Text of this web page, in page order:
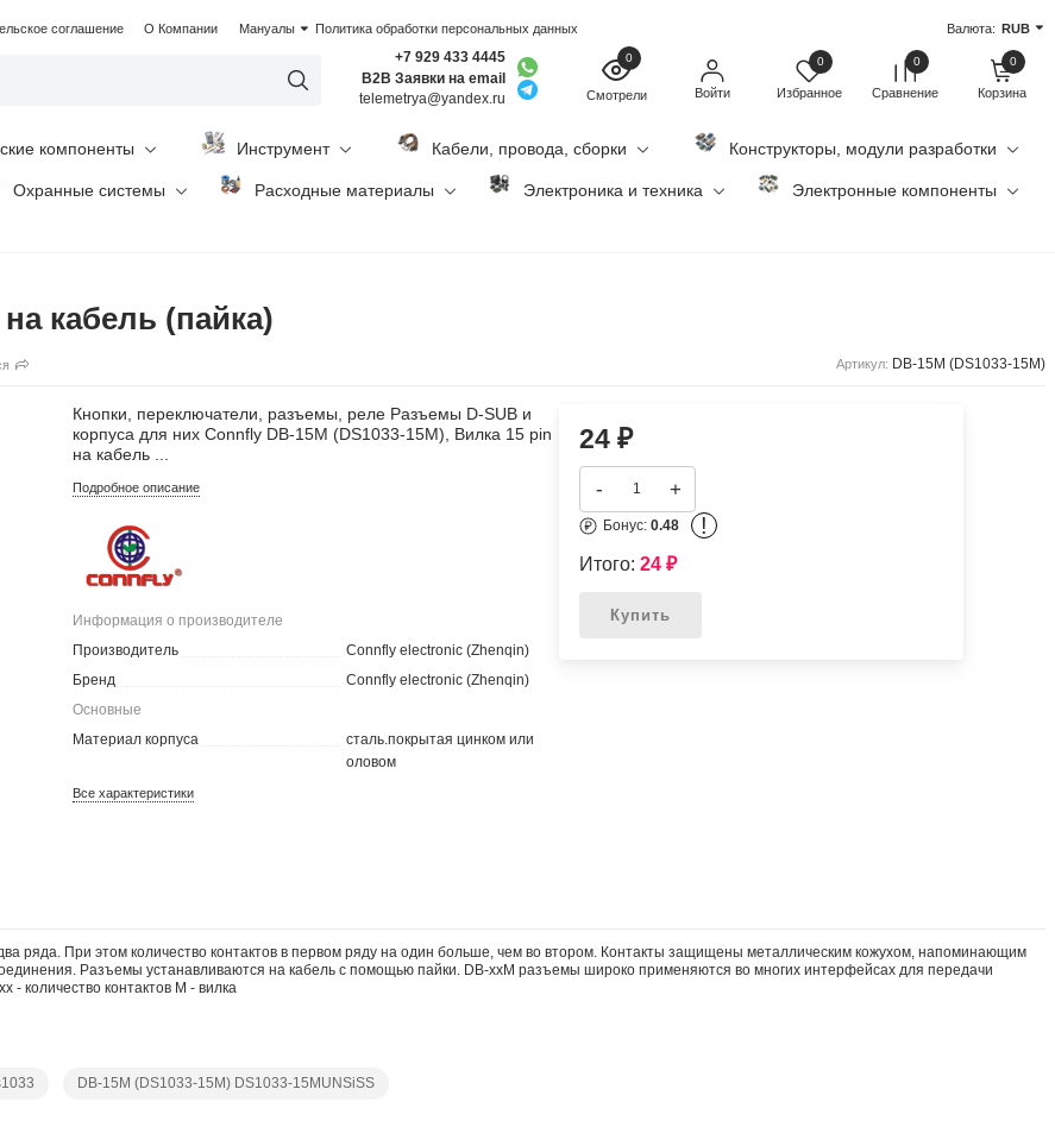
соглашение О Компании Мануалы Политика обработки персональных данных Валюта: RUB
+7 929 433 4445
B2B Заявки на email
telemetrya@yandex.ru
0
Смотрели Войти
0
Избранное
0
Сравнение
0
Корзина
компоненты Инструмент Кабели, провода, сборки Конструкторы, модули разработки
Охранные системы Расходные материалы Электроника и техника Электронные компоненты
кабель (пайка)
Артикул: DB-15M (DS1033-15M)
Кнопки, переключатели, разъемы, реле Разъемы D-SUB и
корпуса для них Connfly DB-15M (DS1033-15M), Вилка 15 pin
на кабель ...
Подробное описание
Информация о производителе
Производитель
Connfly electronic (Zhenqin)
Бренд
Connfly electronic (Zhenqin)
Основные
Материал корпуса
сталь.покрытая цинком или
оловом
Все характеристики
24 ₽
- +
Бонус: 0.48 !
Итого: 24 ₽
Купить
ряда. При этом количество контактов в первом ряду на один больше, чем во втором. Контакты защищены металлическим кожухом, напоминающим
Разъемы устанавливаются на кабель с помощью пайки. DB-xxM разъемы широко применяются во многих интерфейсах для передачи
количество контактов M - вилка
DB-15M (DS1033-15M) DS1033-15MUNSiSS